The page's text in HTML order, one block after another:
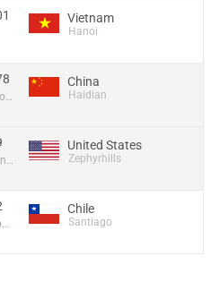
Vietnam
Hanoi
Tencent Cloud Computing (Beijing) Co
China
Haidian
Frontier Communications Solutions
United States
Zephyrhills
The Constant Company, LLC
Chile
Santiago